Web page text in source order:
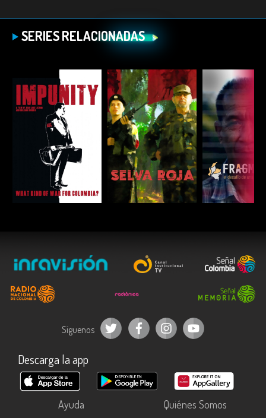
SERIES RELACIONADAS
ESCUCHAR ESCUCHAR
Síguenos
Descarga la app
Ayuda
Quiénes Somos